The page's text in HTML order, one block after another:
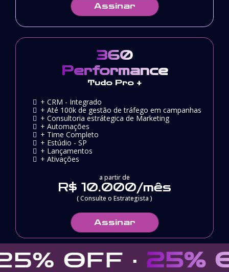
Assinar
360
Performance
Tudo Pro +
+ CRM - Integrado
+ Até 100k de gestão de tráfego em campanhas
+ Consultoria estrátegica de Marketing
+ Automações
+ Time Completo
+ Estúdio - SP
+ Lançamentos
+ Ativações
a partir de
R$ 10.000/mês
( Consulte o Estrategista )
Assinar
OFF ·25%